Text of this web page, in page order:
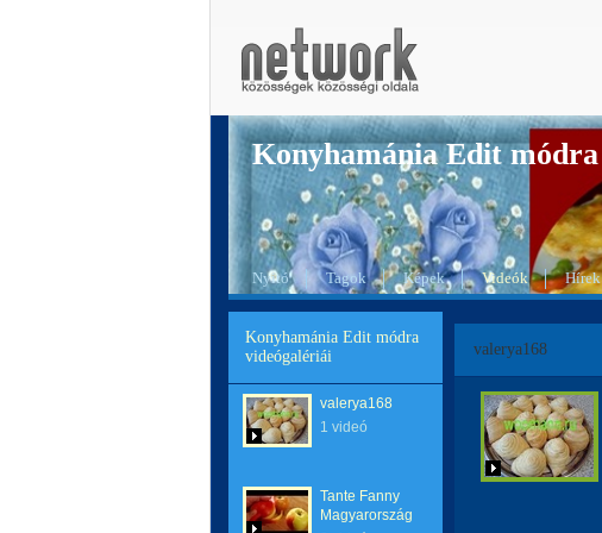
Konyhamánia Edit módra
Nyitó Tagok Képek Videók Hírek
Konyhamánia Edit módra
videógalériái
valerya168
1 videó
Tante Fanny
Magyarország
valerya168